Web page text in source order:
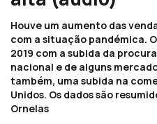
Houve um aumento das
com a situação pandémica.
2019 com a subida da
nacional e de alguns
também, uma subida na
Unidos. Os dados são
Ornelas